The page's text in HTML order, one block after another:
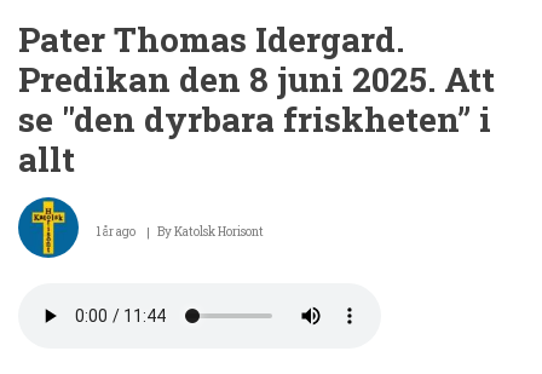
Pater Thomas Idergard.
Predikan den 8 juni 2025. Att
se "den dyrbara friskheten” i
allt
1 år ago ByKatolsk Horisont